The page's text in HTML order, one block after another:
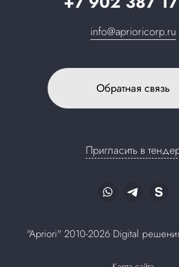
info@aprioricorp.ru
Обратная связь
Пригласить в
"Apriori" 2010-2026 Digital